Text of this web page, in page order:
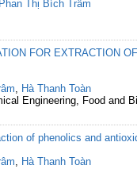
Phan Thị Bích Trâm
FOR EXTRACTION
, Hà Thanh Toàn
Engineering, Food and
of phenolics and
, Hà Thanh Toàn